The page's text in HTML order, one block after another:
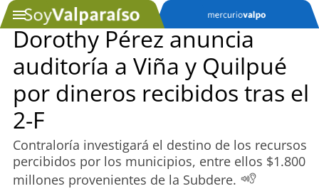
SOYTV
Podcast
Actualidad
Entretención
Dorothy Pérez anuncia
auditoría a Viña y Quilpué
por dineros recibidos tras el
2-F
Contraloría investigará el destino de los recursos
percibidos por los municipios, entre ellos $1.800
millones provenientes de la Subdere.